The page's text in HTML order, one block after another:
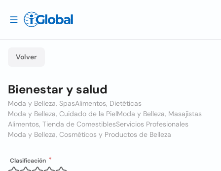
Volver
Bienestar y salud
Moda y Belleza, SpasAlimentos, Dietéticas
Moda y Belleza, Cuidado de la PielModa y Belleza, Masajistas
Alimentos, Tienda de ComestiblesServicios Profesionales
Moda y Belleza, Cosméticos y Productos de Belleza
Clasificación